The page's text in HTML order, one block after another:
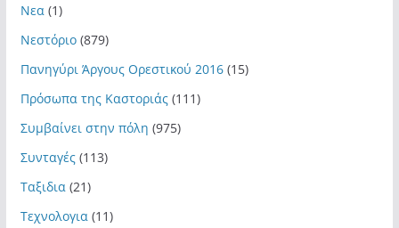
Νεα (1)
Νεστόριο(879)
Πανηγύρι Άργους Ορεστικού 2016(15)
Πρόσωπα της Καστοριάς(111)
Συμβαίνει στην πόλη (975)
Συνταγές(113)
Ταξιδια (21)
Τεχνολογια (11)